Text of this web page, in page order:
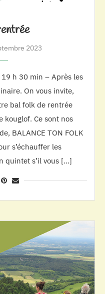
2023
h 30 min – Après les
On vous invite,
bal folk de rentrée
kouglof. Ce sont nos
BALANCE TON FOLK
s’échauffer les
quintet s’il vous […]